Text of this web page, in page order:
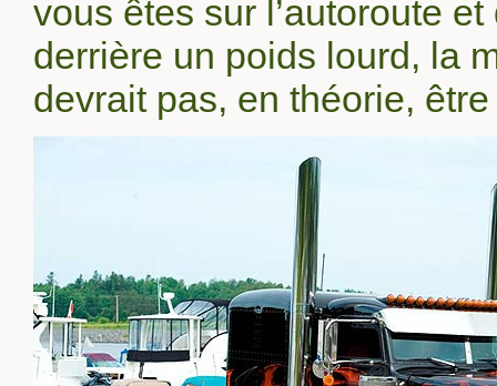
vous êtes sur l’autoroute
derrière un poids lourd, la
devrait pas, en théorie,